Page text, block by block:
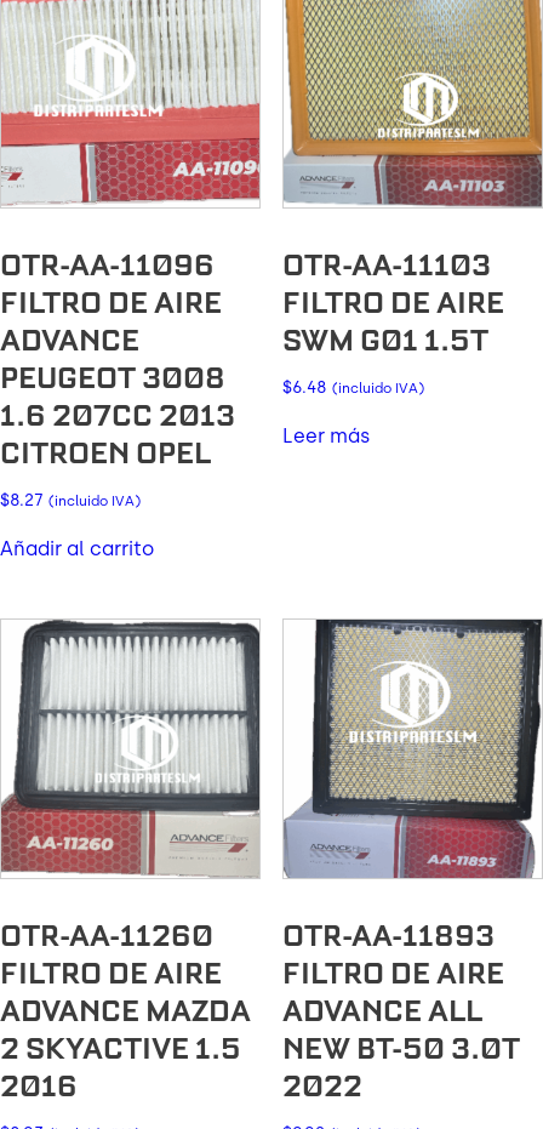
OTR-AA-11096
FILTRO DE AIRE
ADVANCE
PEUGEOT 3008
1.6 207CC 2013
CITROEN OPEL
$8.27 (incluido IVA)
Añadir al carrito
OTR-AA-11103
FILTRO DE AIRE
SWM G01 1.5T
$6.48 (incluido IVA)
Leer más
OTR-AA-11260
FILTRO DE AIRE
ADVANCE MAZDA
2 SKYACTIVE 1.5
2016
OTR-AA-11893
FILTRO DE AIRE
ADVANCE ALL
NEW BT-50 3.0T
2022